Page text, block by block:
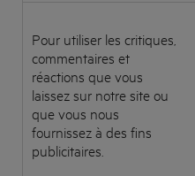
Pour utiliser les critiques,
commentaires et
réactions que vous
laissez sur notre site ou
que vous nous
fournissez à des fins
publicitaires.